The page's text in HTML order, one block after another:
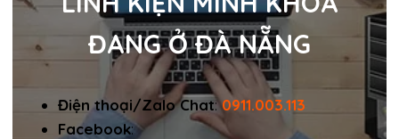
ĐANG Ở ĐÀ NẴNG
Điện thoại/Zalo Chat:0911.003.113
Facebook: